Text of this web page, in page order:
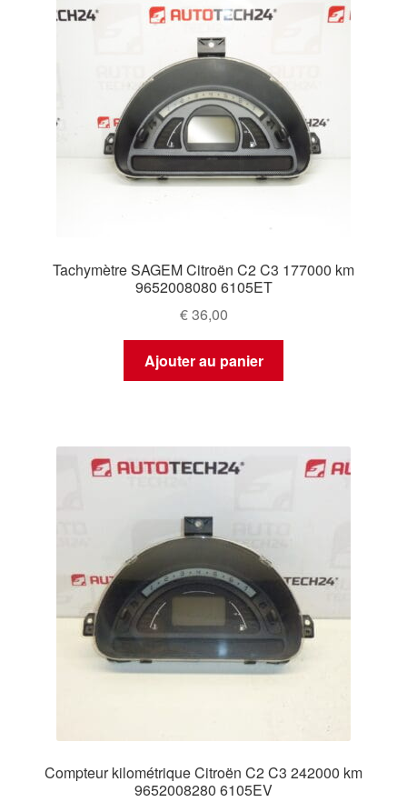
Tachymètre SAGEM Citroën C2 C3 177000 km
9652008080 6105ET
€36,00
Ajouter au panier
Compteur kilométrique Citroën C2 C3 242000 km
9652008280 6105EV